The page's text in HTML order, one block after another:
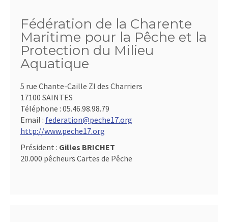
Fédération de la Charente
Maritime pour la Pêche et la
Protection du Milieu
Aquatique
5 rue Chante-Caille ZI des Charriers
17100 SAINTES
Téléphone : 05.46.98.98.79
Email : federation@peche17.org
http://www.peche17.org
Président : Gilles BRICHET
20.000 pêcheurs Cartes de Pêche